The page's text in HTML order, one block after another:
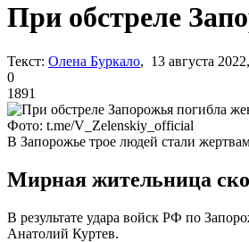
При обстреле
Текст: Олена Буркало, 13 августа
0
1891
Фото: t.me/V_Zelenskiy_official
В Запорожье трое людей стали
Мирная жительница
В результате удара войск РФ по
Анатолий Куртев.